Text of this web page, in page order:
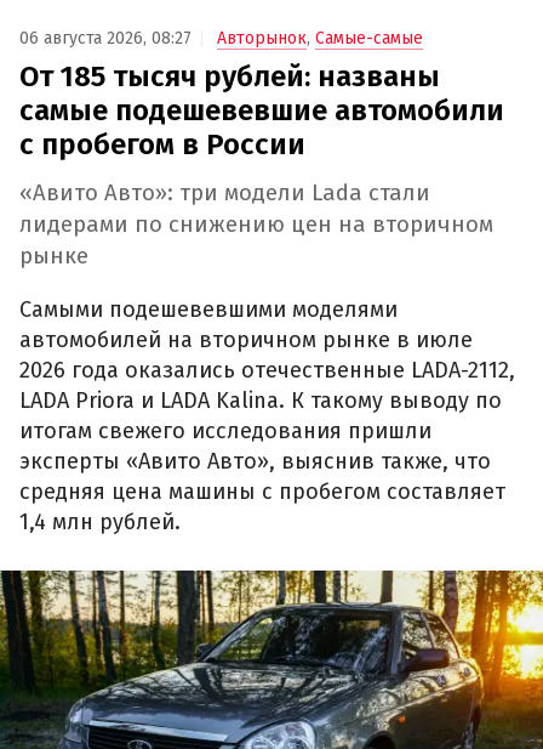
06 августа 2026, 08:27 Авторынок, Самые-самые
От 185 тысяч рублей: названы
самые подешевевшие автомобили
с пробегом в России
«Авито Авто»: три модели Lada стали
лидерами по снижению цен на вторичном
рынке
Самыми подешевевшими моделями
автомобилей на вторичном рынке в июле
2026 года оказались отечественные LADA-2112,
LADA Priora и LADA Kalina. К такому выводу по
итогам свежего исследования пришли
эксперты «Авито Авто», выяснив также, что
средняя цена машины с пробегом составляет
1,4 млн рублей.